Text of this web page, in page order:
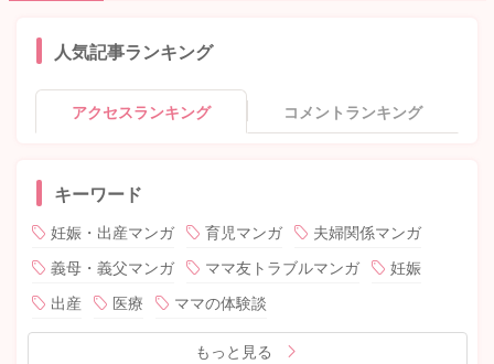
人気記事ランキング
アクセスランキング コメントランキング
キーワード
妊娠・出産マンガ 育児マンガ
夫婦関係マンガ
義母・義父マンガ
ママ友トラブルマンガ
妊娠
出産
医療 ママの体験談
もっと見る